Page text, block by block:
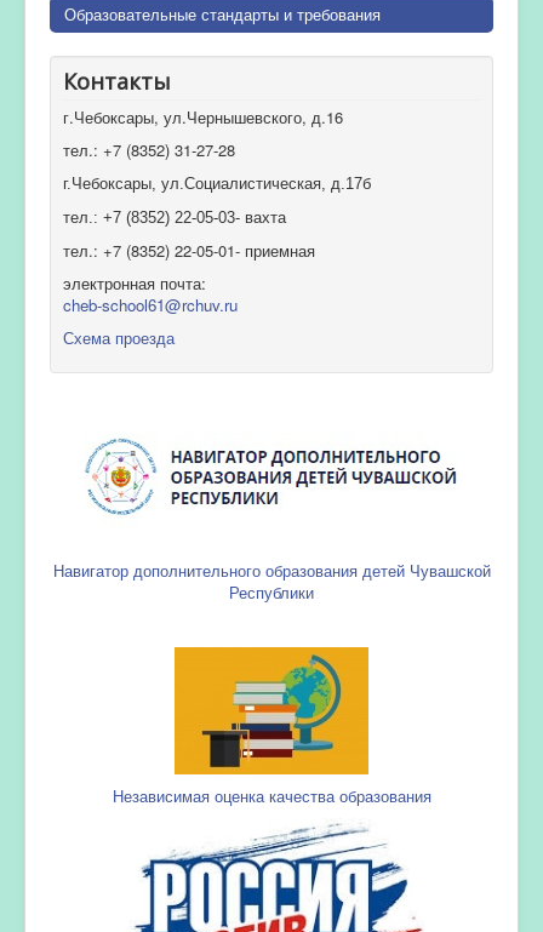
Образовательные стандарты и требования
Контакты
г.Чебоксары, ул.Чернышевского, д.16
тел.: +7 (8352) 31-27-28
г.Чебоксары, ул.Социалистическая, д.17б
тел.: +7 (8352) 22-05-03- вахта
тел.: +7 (8352) 22-05-01- приемная
электронная почта:
cheb-school61@rchuv.ru
Схема проезда
Навигатор дополнительного образования детей Чувашской
Республики
Независимая оценка качества образования